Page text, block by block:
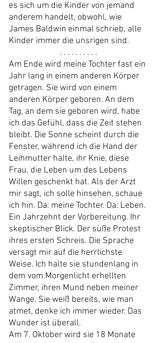
es sich um die Kinder von jemand
anderem handelt, obwohl, wie
James Baldwin einmal schrieb, alle
Kinder immer die unsrigen sind.
. . . . . . . . . .
Am Ende wird meine Tochter fast ein
Jahr lang in einem anderen Körper
getragen. Sie wird von einem
anderen Körper geboren. An dem
Tag, an dem sie geboren wird, habe
ich das Gefühl, dass die Zeit stehen
bleibt. Die Sonne scheint durch die
Fenster, während ich die Hand der
Leihmutter halte, ihr Knie, diese
Frau, die Leben um des Lebens
Willen geschenkt hat. Als der Arzt
mir sagt, ich solle hinsehen, schaue
ich hin. Da: meine Tochter. Da: Leben.
Ein Jahrzehnt der Vorbereitung. Ihr
skeptischer Blick. Der süße Protest
ihres ersten Schreis. Die Sprache
versagt mir auf die herrlichste
Weise. Ich halte sie stundenlang in
dem vom Morgenlicht erhellten
Zimmer, ihren Mund neben meiner
Wange. Sie weiß bereits, wie man
atmet, denke ich immer wieder. Das
Wunder ist überall.
Am 7. Oktober wird sie 18 Monate